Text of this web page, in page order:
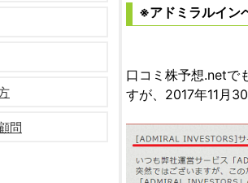
※アドミラルイン
口コミ株予想.netで
すが、2017年11月
問